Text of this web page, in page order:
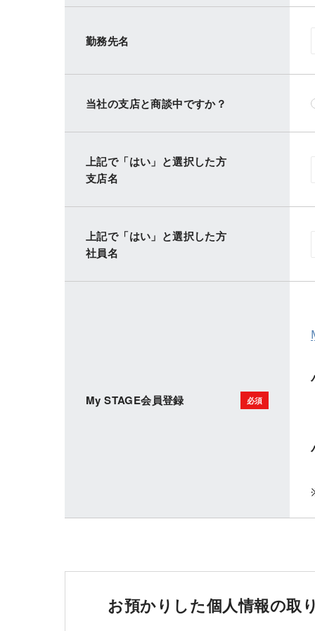
勤務先名
当社の支店と商談中ですか？
上記で「はい」と選択した方
支店名
上記で「はい」と選択した方
社員名
My STAGE会員登録
お預かりした個人情報の取